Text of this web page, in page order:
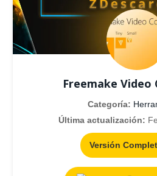
Freemake
Categoría:
Última actualización:
Versión